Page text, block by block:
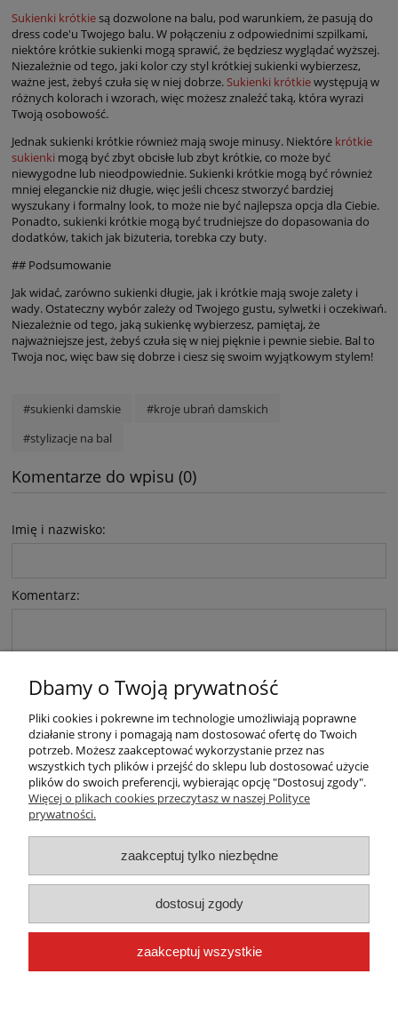
Sukienki krótkiesą dozwolone na balu, pod warunkiem, że pasują do
dress code'u Twojego balu. W połączeniu z odpowiednimi szpilkami,
niektóre krótkie sukienki mogą sprawić, że będziesz wyglądać wyższej.
Niezależnie od tego, jaki kolor czy styl krótkiej sukienki wybierzesz,
ważne jest, żebyś czuła się w niej dobrze. Sukienki krótkiewystępują w
różnych kolorach i wzorach, więc możesz znaleźć taką, która wyrazi
Twoją osobowość.
Jednak sukienki krótkie również mają swoje minusy. Niektóre krótkie
sukienki mogą być zbyt obcisłe lub zbyt krótkie, co może być
niewygodne lub nieodpowiednie. Sukienki krótkie mogą być również
mniej eleganckie niż długie, więc jeśli chcesz stworzyć bardziej
wyszukany i formalny look, to może nie być najlepsza opcja dla Ciebie.
Ponadto, sukienki krótkie mogą być trudniejsze do dopasowania do
dodatków, takich jak biżuteria, torebka czy buty.
## Podsumowanie
Jak widać, zarówno sukienki długie, jak i krótkie mają swoje zalety i
wady. Ostateczny wybór zależy od Twojego gustu, sylwetki i oczekiwań.
Niezależnie od tego, jaką sukienkę wybierzesz, pamiętaj, że
najważniejsze jest, żebyś czuła się w niej pięknie i pewnie siebie. Bal to
Twoja noc, więc baw się dobrze i ciesz się swoim wyjątkowym stylem!
#sukienki damskie
#kroje ubrań damskich
#stylizacje na bal
Komentarze do wpisu (0)
Imię i nazwisko:
Komentarz:
wyślij
Warunki zakupów
Moje konto
Płatności i dostawa
Informacje
Dbamy o Twoją prywatność
Pliki cookies i pokrewne im technologie umożliwiają poprawne
działanie strony i pomagają nam dostosować ofertę do Twoich
potrzeb. Możesz zaakceptować wykorzystanie przez nas
wszystkich tych plików i przejść do sklepu lub dostosować użycie
plików do swoich preferencji, wybierając opcję "Dostosuj zgody".
Więcej o plikach cookies przeczytasz w naszej Polityce
prywatności.
zaakceptuj tylko niezbędne
dostosuj zgody
zaakceptuj wszystkie